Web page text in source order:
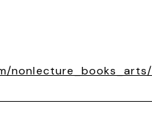
nonlecture_books_arts/